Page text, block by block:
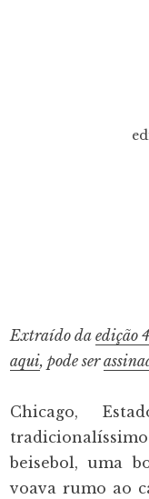
Extraído daedição
aqui, pode ser
Chicago,
tradicionalíssimo
beisebol, uma
voava rumo ao